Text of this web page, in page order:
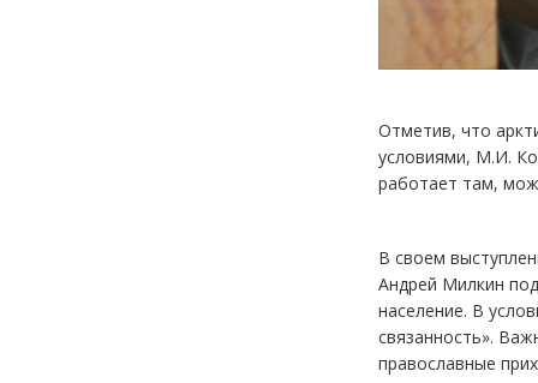
Отметив, что
условиями, М.И.
работает там,
В своем
Андрей Милкин
население. В
связанность».
православные